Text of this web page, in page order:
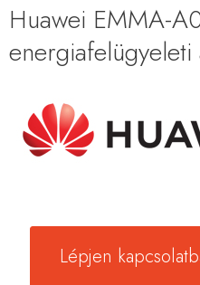
Huawei EMMA-
energiafelügyeleti
Lépjen